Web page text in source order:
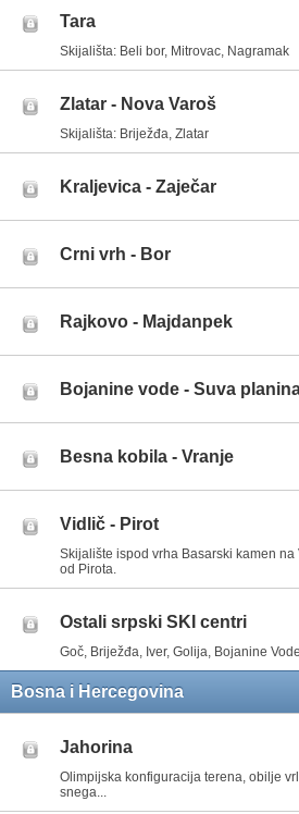
Tara
Skijališta: Beli bor, Mitrovac, Nagramak
Zlatar - Nova Varoš
Skijališta: Briježđa, Zlatar
Kraljevica - Zaječar
Crni vrh - Bor
Rajkovo - Majdanpek
Bojanine vode - Suva
Besna kobila - Vranje
Vidlič - Pirot
Skijalište ispod vrha Basarski kamen na
od Pirota.
Ostali srpski SKI centri
Goč, Briježđa, Iver, Golija, Bojanine
Bosna i Hercegovina
Jahorina
Olimpijska konfiguracija terena, obilje
snega...